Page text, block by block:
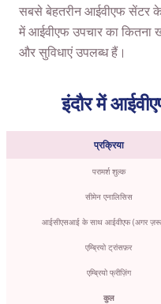
सबसे बेहतरीन आईवीएफ सेंटर के
में आईवीएफ उपचार का कितना
और सुविधाएं उपलब्ध हैं।
इंदौर में
प्रक्रिया
परामर्श शुल्क
सीमेन एनालिसिस
आईसीएसआई के साथ आईवीएफ (अगर
एम्ब्रियो ट्रांसफ़र
एम्ब्रियो फ्रीज़िंग
कुल